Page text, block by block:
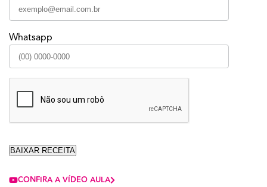
Whatsapp
CONFIRA A VÍDEO AULA